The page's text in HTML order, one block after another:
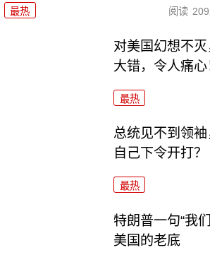
最热 阅读
对美国幻想不
大错，令人痛心
最热
总统见不到领
自己下令开打？
最热
特朗普一句“我
美国的老底